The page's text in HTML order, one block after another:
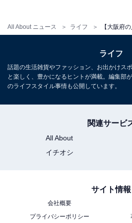
All About ニュース ライフ
こちらもおすすめ
祥福」は開放感のあ
の施設
ライフ
話題の生活雑貨やファッション、お出かけス
と楽しく、豊かになるヒントが満載。編集部
のライフスタイル事情も公開しています。
関連サービ
All About
イチオシ
サイト情報
会社概要
プライバシーポリシー